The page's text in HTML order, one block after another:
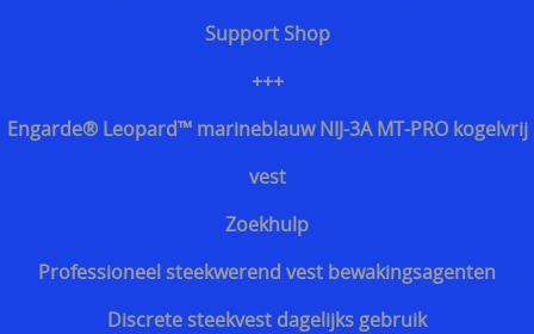
Support Shop
+++
Engarde® Leopard™ marineblauw NIJ-3A MT-PRO kogelvrij
vest
Zoekhulp
Professioneel steekwerend vest bewakingsagenten
Discrete steekvest dagelijks gebruik